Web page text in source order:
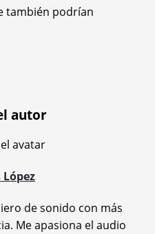
también podrían
autor
López
de sonido con más
Me apasiona el audio